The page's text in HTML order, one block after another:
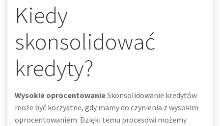
Kiedy
skonsolidować
kredyty?
Wysokie oprocentowanieSkonsolidowanie kredytów
może być korzystne, gdy mamy do czynienia z wysokim
oprocentowaniem. Dzięki temu procesowi możemy